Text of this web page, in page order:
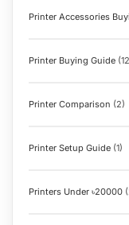
Printer Accessories
Printer Buying Guide
Printer Comparison (2)
Printer Setup Guide (1)
Printers Under ৳20000